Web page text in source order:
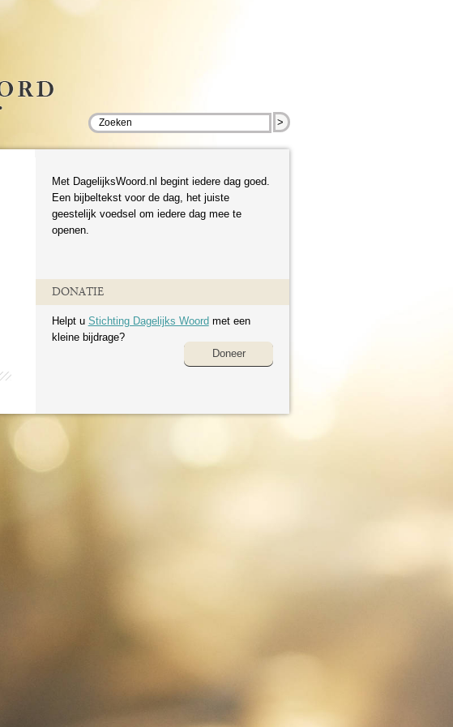
>
Met DagelijksWoord.nl begint iedere dag goed.
Een bijbeltekst voor de dag, het juiste
geestelijk voedsel om iedere dag mee te
openen.
DONATIE
Helpt u Stichting Dagelijks Woord met een
kleine bijdrage?
Doneer